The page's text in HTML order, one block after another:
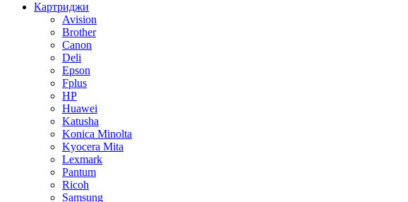
Картриджи
Avision
Brother
Canon
Deli
Epson
Fplus
HP
Huawei
Katusha
Konica Minolta
Kyocera Mita
Lexmark
Pantum
Ricoh
Samsung